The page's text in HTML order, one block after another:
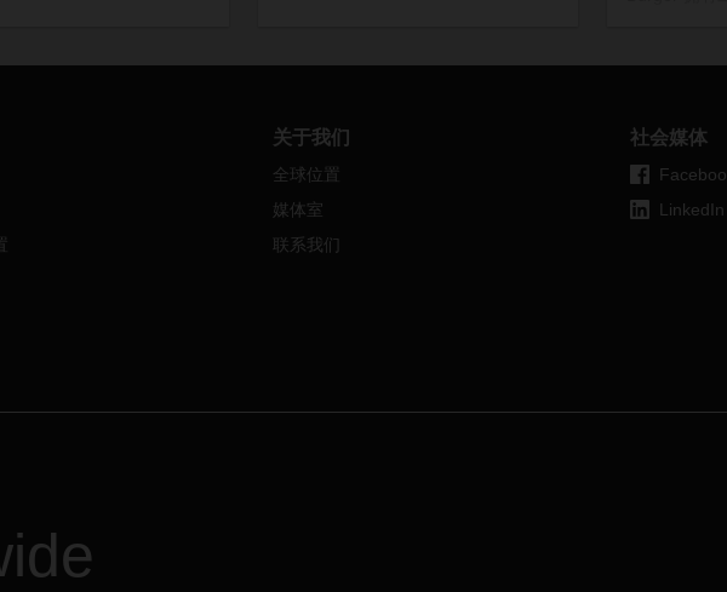
这种方式深
关于我们
全球位置
媒体室
联系我们
社会媒体
LinkedIn